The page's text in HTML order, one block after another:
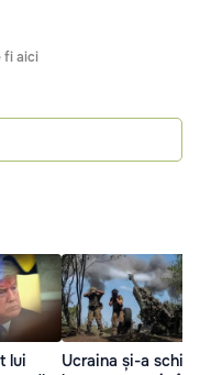
fi aici
lui
Ucraina și-a